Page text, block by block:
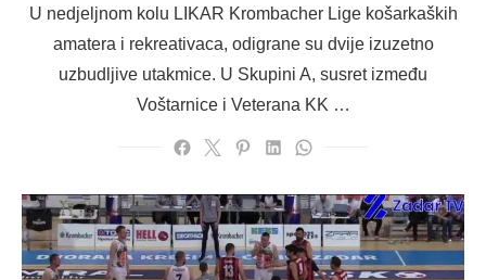
U nedjeljnom kolu LIKAR Krombacher Lige košarkaških
amatera i rekreativaca, odigrane su dvije izuzetno
uzbudljive utakmice. U Skupini A, susret između
Voštarnice i Veterana KK …